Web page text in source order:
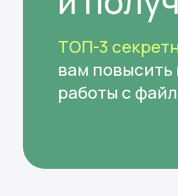
ТОП-3
вам повысить
работы с